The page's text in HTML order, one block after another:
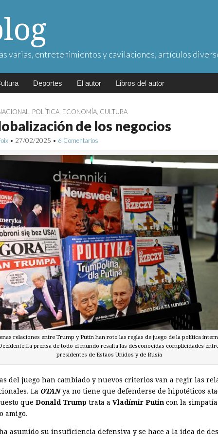
varias, entretenimientos y cavilaciones, artículos
Deportes El autor Libros del autor
POLÍTICA ECONOMÍA CULTURA
de los negocios
• 27/02/2025 • 6 Comentarios
relaciones entre Trump y Putin han roto las reglas de juego de la política
prensa de todo el mundo resalta las desconocidas complicidades
presidentes de Estaos Unidos y de Rusia
del juego han cambiado y nuevos criterios van a regir las
La OTANya no tiene que defenderse de hipotéticos
que Donald Trump trata a Vladímir Putin con la
amigo.
asumido su insuficiencia defensiva y se hace a la idea de